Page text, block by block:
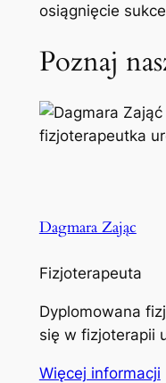
osiągnięcie
Poznaj
Dagmara Zając
Fizjoterapeuta
Dyplomowana
się w fizjoterapii
Więcej informacji